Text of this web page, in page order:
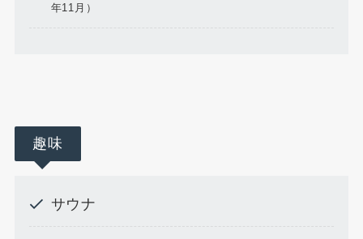
年11月）
趣味
サウナ